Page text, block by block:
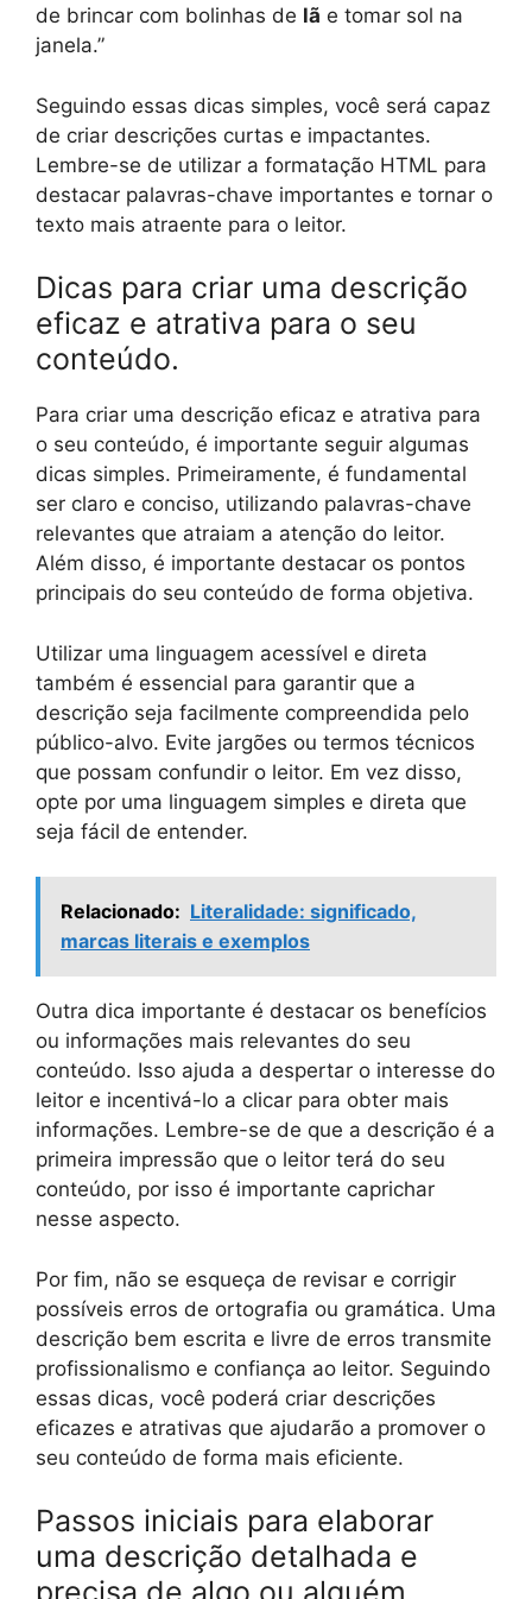
de brincar com bolinhas de lã e tomar sol na
janela.”
Seguindo essas dicas simples, você será capaz
de criar descrições curtas e impactantes.
Lembre-se de utilizar a formatação HTML para
destacar palavras-chave importantes e tornar o
texto mais atraente para o leitor.
Dicas para criar uma descrição
eficaz e atrativa para o seu
conteúdo.
Para criar uma descrição eficaz e atrativa para
o seu conteúdo, é importante seguir algumas
dicas simples. Primeiramente, é fundamental
ser claro e conciso, utilizando palavras-chave
relevantes que atraiam a atenção do leitor.
Além disso, é importante destacar os pontos
principais do seu conteúdo de forma objetiva.
Utilizar uma linguagem acessível e direta
também é essencial para garantir que a
descrição seja facilmente compreendida pelo
público-alvo. Evite jargões ou termos técnicos
que possam confundir o leitor. Em vez disso,
opte por uma linguagem simples e direta que
seja fácil de entender.
Relacionado: Literalidade: significado,
marcas literais e exemplos
Outra dica importante é destacar os benefícios
ou informações mais relevantes do seu
conteúdo. Isso ajuda a despertar o interesse do
leitor e incentivá-lo a clicar para obter mais
informações. Lembre-se de que a descrição é a
primeira impressão que o leitor terá do seu
conteúdo, por isso é importante caprichar
nesse aspecto.
Por fim, não se esqueça de revisar e corrigir
possíveis erros de ortografia ou gramática. Uma
descrição bem escrita e livre de erros transmite
profissionalismo e confiança ao leitor. Seguindo
essas dicas, você poderá criar descrições
eficazes e atrativas que ajudarão a promover o
seu conteúdo de forma mais eficiente.
Passos iniciais para elaborar
uma descrição detalhada e